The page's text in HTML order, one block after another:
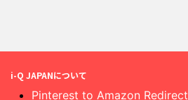
i-Q JAPANについて
Pinterest to Amazon Redirect